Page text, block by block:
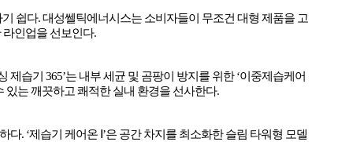
쉽다.대성쎌틱에너시스는 소비자들이 무조건 대형 제품을 고
인업을 선보인다.
제습기 365’는 내부 세균 및 곰팡이 방지를 위한‘이중제습케어
있는 깨끗하고 쾌적한 실내 환경을 선사한다.
다. ‘제습기 케어온 Ⅰ’은 공간 차지를 최소화한 슬림 타워형 모델